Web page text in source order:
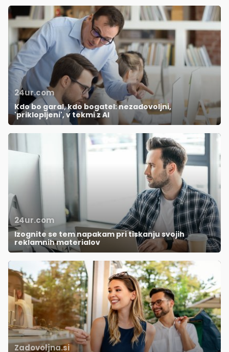
24ur.com
Kdo bo garal, kdo bogatel: nezadovoljni,
'priklopljeni', v tekmi z AI
24ur.com
Izognite se tem napakam pri tiskanju svojih
reklamnih materialov
Zadovoljna.si